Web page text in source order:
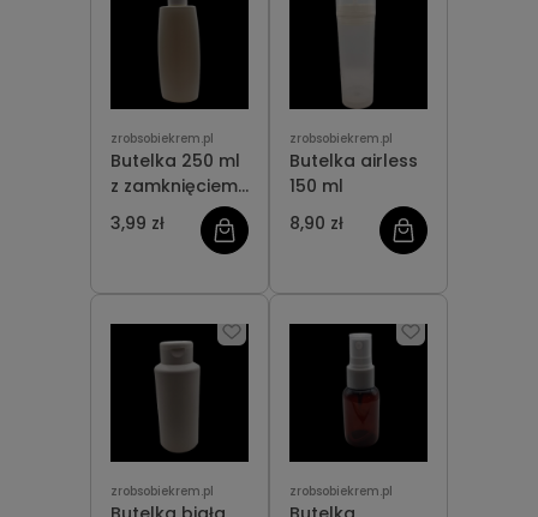
zrobsobiekrem.pl
Butelka 250 ml
z zamknięciem
flip-top
3,99 zł
zrobsobiekrem.pl
Butelka airless
150 ml
8,90 zł
zrobsobiekrem.pl zrobsobiekrem.pl